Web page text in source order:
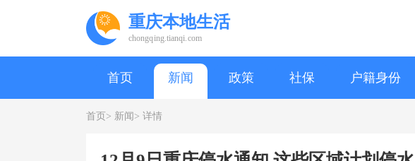
重庆本地生活
chongqing.tianqi.com
首页 新闻 政策 社保 户籍身份
首页> 新闻> 详情